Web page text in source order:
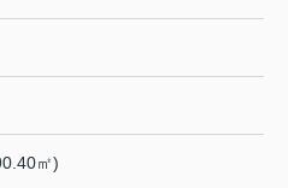
㎡)